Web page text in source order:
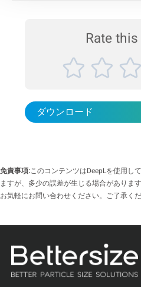
像解析を統合したハイブリッド粒子解析装置 測定範囲（
法）：0.01 ～ 3,50...
Rate
ダウンロード
免責事項:このコンテンツはDeepLを使用し
ますが、多少の誤差が生じる場合がありま
お気軽にお問い合わせください。ご了承くだ